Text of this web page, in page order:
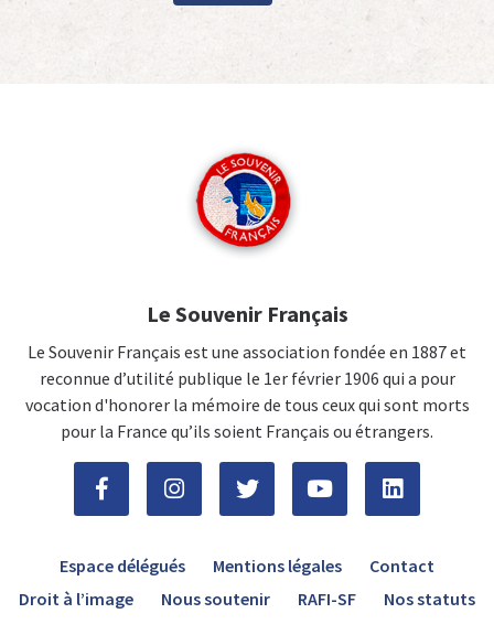
Le Souvenir Français
Le Souvenir Français est une association fondée en 1887 et
reconnue d’utilité publique le 1er février 1906 qui a pour
vocation d'honorer la mémoire de tous ceux qui sont morts
pour la France qu’ils soient Français ou étrangers.
Espace délégués Mentions légales
Contact
Droit à l’image
Nous soutenir RAFI-SF Nos statuts